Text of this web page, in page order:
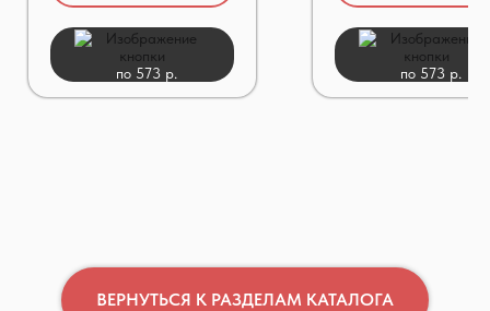
по 573 р. по 573 р.
ВЕРНУТЬСЯ К РАЗДЕЛАМ КАТАЛОГА